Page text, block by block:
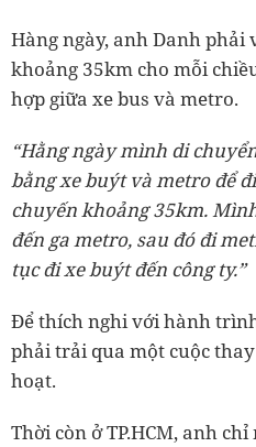
Hàng ngày, anh Danh
khoảng 35km cho mỗi
hợp giữa xe bus và metro.
“Hằng ngày mình di
bằng xe buýt và metro để
chuyến khoảng 35km.
đến ga metro, sau đó đi
tục đi xe buýt đến công ty.”
Để thích nghi với hành
phải trải qua một cuộc
hoạt.
Thời còn ở TP.HCM, anh